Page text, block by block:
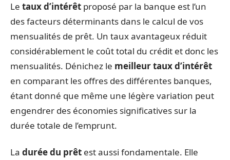
Le taux d’intérêt proposé par la banque est l’un
des facteurs déterminants dans le calcul de vos
mensualités de prêt. Un taux avantageux réduit
considérablement le coût total du crédit et donc les
mensualités. Dénichez le meilleur taux d’intérêt
en comparant les offres des différentes banques,
étant donné que même une légère variation peut
engendrer des économies significatives sur la
durée totale de l’emprunt.
La durée du prêt est aussi fondamentale. Elle